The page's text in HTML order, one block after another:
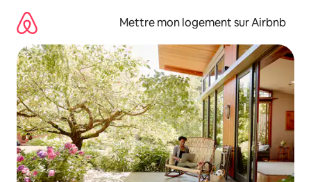
directement
contenu
Mettre mon logement sur Airbnb